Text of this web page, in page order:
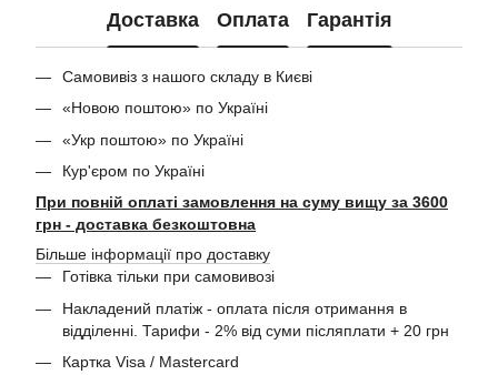
Доставка Оплата Гарантія
Самовивіз з нашого складу в Києві
«Новою поштою» по Україні
«Укр поштою» по Україні
Кур'єром по Україні
При повній оплаті замовлення на суму вищу за 3600
грн - доставка безкоштовна
Більше інформації про доставку
Готівка тільки при самовивозі
Накладений платіж - оплата після отримання в
відділенні. Тарифи - 2% від суми післяплати + 20 грн
Картка Visa / Mastercard